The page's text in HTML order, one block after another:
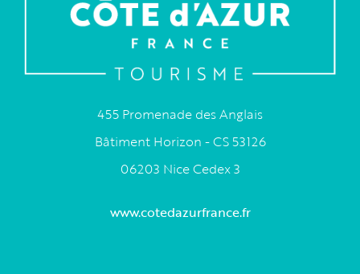
455 Promenade des Anglais
Bâtiment Horizon - CS 53126
06203 Nice Cedex 3
www.cotedazurfrance.fr